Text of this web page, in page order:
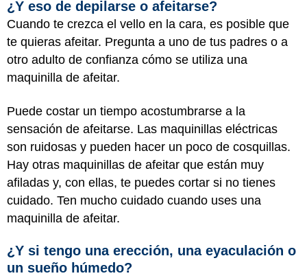
¿Y eso de depilarse o afeitarse?
Cuando te crezca el vello en la cara, es posible que
te quieras afeitar. Pregunta a uno de tus padres o a
otro adulto de confianza cómo se utiliza una
maquinilla de afeitar.
Puede costar un tiempo acostumbrarse a la
sensación de afeitarse. Las maquinillas eléctricas
son ruidosas y pueden hacer un poco de cosquillas.
Hay otras maquinillas de afeitar que están muy
afiladas y, con ellas, te puedes cortar si no tienes
cuidado. Ten mucho cuidado cuando uses una
maquinilla de afeitar.
¿Y si tengo una erección, una eyaculación o
un sueño húmedo?